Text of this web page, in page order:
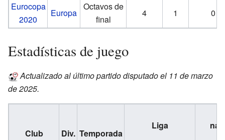
Eurocopa
2020
Europa
Octavos de
final
4 1 0
Estadísticas de juego
Actualizado al último partido disputado el 11 de marzo
de 2025.
Club Div. Temporada
Liga